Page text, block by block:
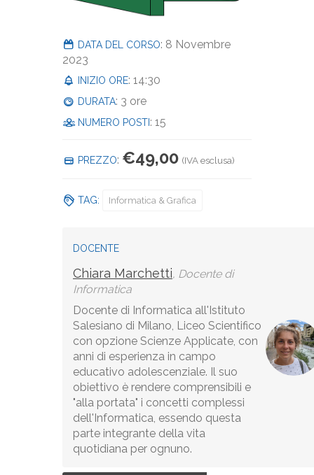
DATA DEL CORSO: 8 Novembre
2023
INIZIO ORE: 14:30
DURATA: 3 ore
NUMERO POSTI : 15
PREZZO: €49,00 (IVA esclusa)
TAG: Informatica & Grafica
DOCENTE
Chiara Marchetti, Docente di
Informatica
Docente di Informatica all'Istituto
Salesiano di Milano, Liceo Scientifico
con opzione Scienze Applicate, con
anni di esperienza in campo
educativo adolescenziale. Il suo
obiettivo è rendere comprensibili e
"alla portata" i concetti complessi
dell'Informatica, essendo questa
parte integrante della vita
quotidiana per ognuno.